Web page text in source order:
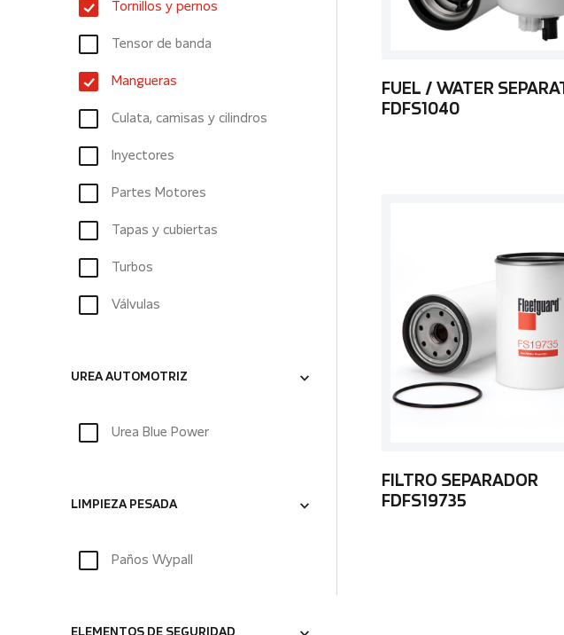
Tornillos y pernos
Tensor de banda
Mangueras
Culata, camisas y cilindros
Inyectores
Partes Motores
Tapas y cubiertas
Turbos
Válvulas
UREA AUTOMOTRIZ
Urea Blue Power
LIMPIEZA PESADA
Paños Wypall
FUEL / WATER
FDFS1040
FILTRO SEPARADOR
FDFS19735